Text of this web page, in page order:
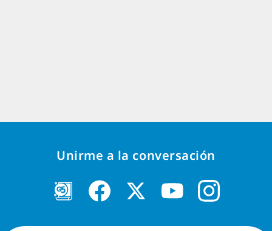
Unirme a la conversación